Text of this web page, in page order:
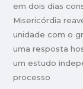
em dois dias
Misericórdia
unidade com o
uma resposta
um estudo
processo